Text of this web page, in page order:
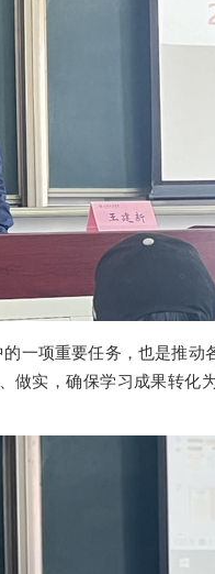
一项重要任务，也是推动
做实 ，确保学习成果转化